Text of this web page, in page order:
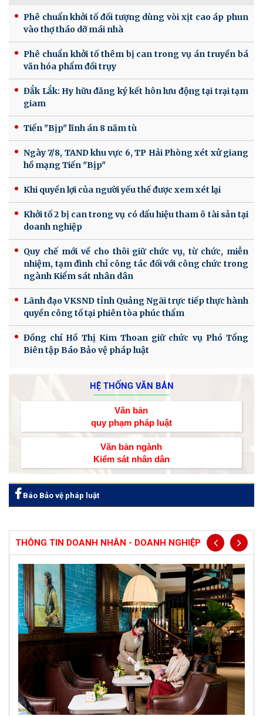
Phê chuẩn khởi tố đối tượng dùng vòi xịt cao áp phun
vào thợ tháo dỡ mái nhà
Phê chuẩn khởi tố thêm bị can trong vụ án truyền bá
văn hóa phẩm đồi trụy
Đắk Lắk: Hy hữu đăng ký kết hôn lưu động tại trại tạm
giam
Tiến "Bịp" lĩnh án 8 năm tù
Ngày 7/8, TAND khu vực 6, TP Hải Phòng xét xử giang
hồ mạng Tiến "Bịp"
Khi quyền lợi của người yếu thế được xem xét lại
Khởi tố 2 bị can trong vụ có dấu hiệu tham ô tài sản tại
doanh nghiệp
Quy chế mới về cho thôi giữ chức vụ, từ chức, miễn
nhiệm, tạm đình chỉ công tác đối với công chức trong
ngành Kiểm sát nhân dân
Lãnh đạo VKSND tỉnh Quảng Ngãi trực tiếp thực hành
quyền công tố tại phiên tòa phúc thẩm
Đồng chí Hồ Thị Kim Thoan giữ chức vụ Phó Tổng
Biên tập Báo Bảo vệ pháp luật
HỆ THỐNG VĂN BẢN
Văn bản
quy phạm pháp luật
Văn bản ngành
Kiểm sát nhân dân
Báo Bảo vệ pháp luật
THÔNG TIN DOANH NHÂN - DOANH NGHIỆP